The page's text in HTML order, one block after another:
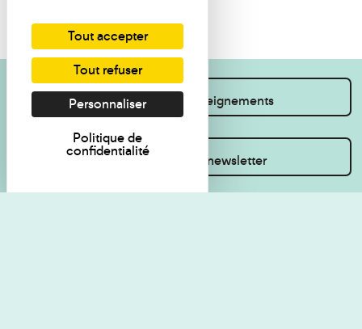
Je souhaite des renseignements
Inscrivez-vous à la newsletter
Tout accepter
Tout refuser
Personnaliser
Politique de
confidentialité